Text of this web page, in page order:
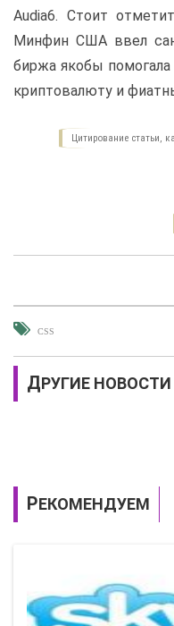
Audia6. Стоит
Минфин США ввел
биржа якобы
криптовалюту и
Цитирование статьи,
CSS
ДРУГИЕ НОВОСТИ
РЕКОМЕНДУЕМ